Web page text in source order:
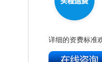
详细的资费标准